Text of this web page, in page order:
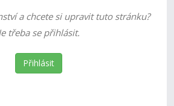
a chcete si upravit tuto stránku?
třeba se přihlásit.
Přihlásit